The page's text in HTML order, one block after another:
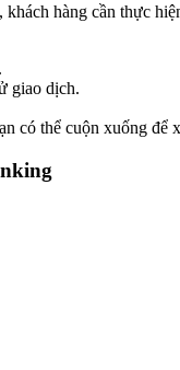
hàng cần thực
giao dịch.
có thể cuộn xuống để